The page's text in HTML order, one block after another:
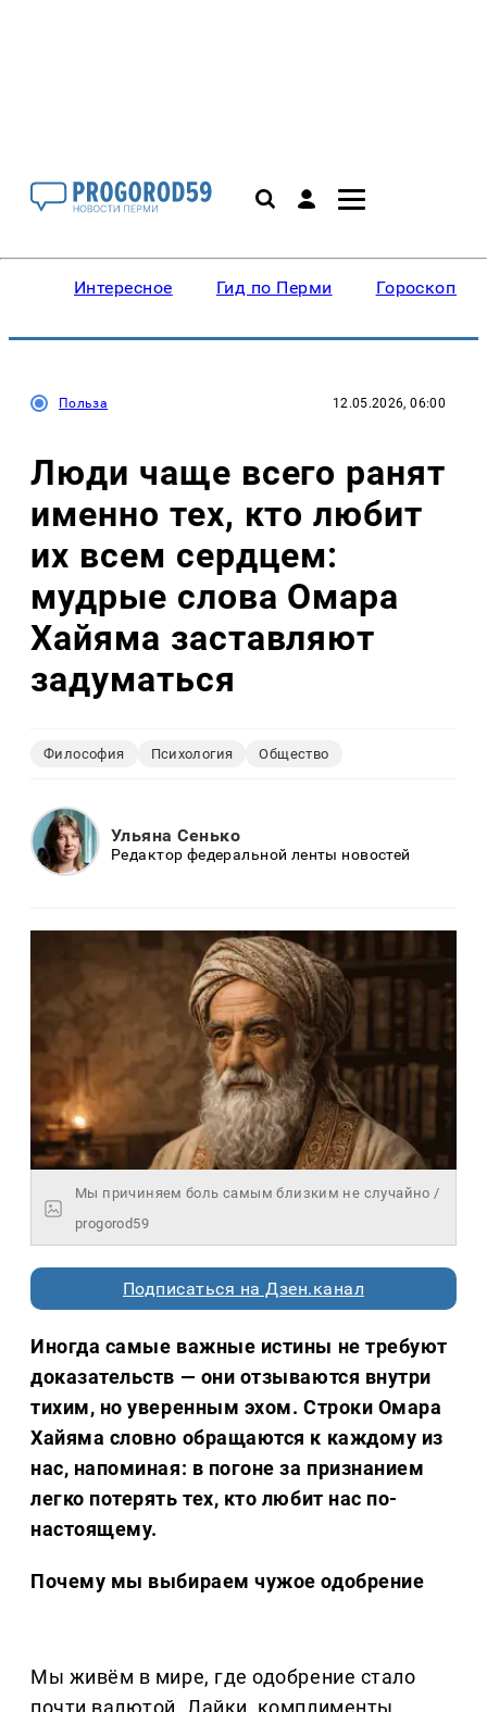
Интересное Гид по Перми Гороскопы
Польза 12.05.2026, 06:00
Люди чаще всего ранят
именно тех, кто любит
их всем сердцем:
мудрые слова Омара
Хайяма заставляют
задуматься
Философия Психология Общество
Ульяна Сенько
Редактор федеральной ленты новостей
Мы причиняем боль самым близким не случайно /
progorod59
Подписаться на Дзен.канал
Иногда самые важные истины не требуют
доказательств — они отзываются внутри
тихим, но уверенным эхом. Строки Омара
Хайяма словно обращаются к каждому из
нас, напоминая: в погоне за признанием
легко потерять тех, кто любит нас по-
настоящему.
Почему мы выбираем чужое одобрение
Мы живём в мире, где одобрение стало